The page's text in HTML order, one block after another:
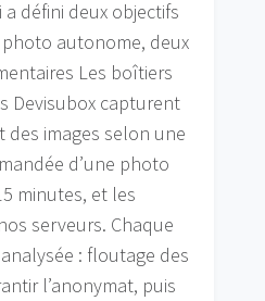
défini deux objectifs
autonome, deux
Les boîtiers
Devisubox capturent
images selon une
d’une photo
minutes, et les
serveurs. Chaque
: floutage des
l’anonymat, puis